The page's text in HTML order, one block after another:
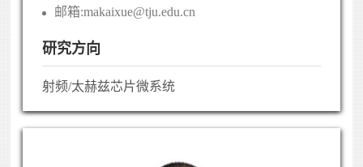
邮箱:makaixue@tju.edu.cn
研究方向
射频/太赫兹芯片微系统